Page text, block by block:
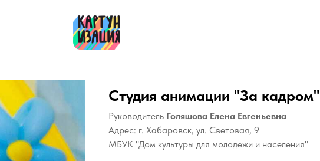
Студия анимации "За кадром"
Руководитель Голяшова Елена Евгеньевна
Адрес: г. Хабаровск, ул. Световая, 9
МБУК "Дом культуры для молодежи и населения"